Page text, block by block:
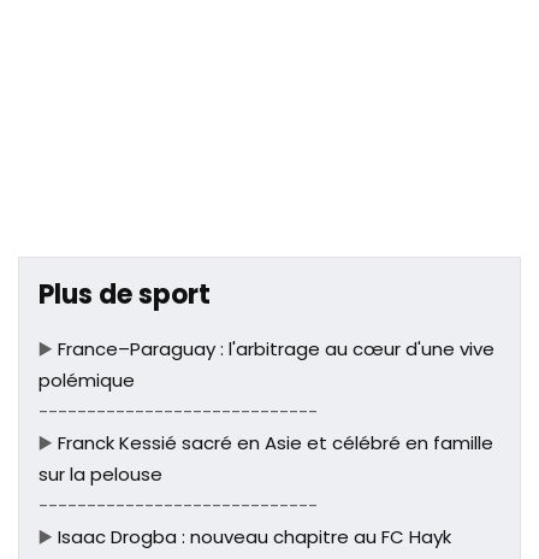
Plus de sport
▶️ France–Paraguay : l'arbitrage au cœur d'une vive
polémique
-----------------------------
▶️ Franck Kessié sacré en Asie et célébré en famille
sur la pelouse
-----------------------------
▶️ Isaac Drogba : nouveau chapitre au FC Hayk